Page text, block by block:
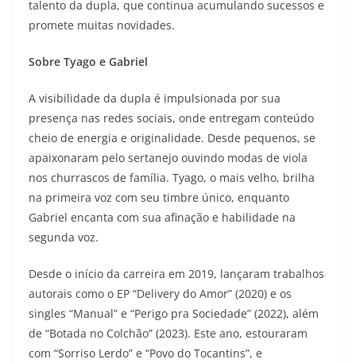
talento da dupla, que continua acumulando sucessos e
promete muitas novidades.
Sobre Tyago e Gabriel
A visibilidade da dupla é impulsionada por sua
presença nas redes sociais, onde entregam conteúdo
cheio de energia e originalidade. Desde pequenos, se
apaixonaram pelo sertanejo ouvindo modas de viola
nos churrascos de família. Tyago, o mais velho, brilha
na primeira voz com seu timbre único, enquanto
Gabriel encanta com sua afinação e habilidade na
segunda voz.
Desde o início da carreira em 2019, lançaram trabalhos
autorais como o EP “Delivery do Amor” (2020) e os
singles “Manual” e “Perigo pra Sociedade” (2022), além
de “Botada no Colchão” (2023). Este ano, estouraram
com “Sorriso Lerdo” e “Povo do Tocantins”, e